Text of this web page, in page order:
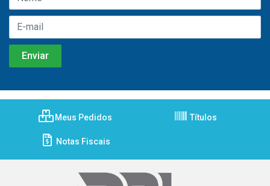
Meus Pedidos Títulos
Notas Fiscais